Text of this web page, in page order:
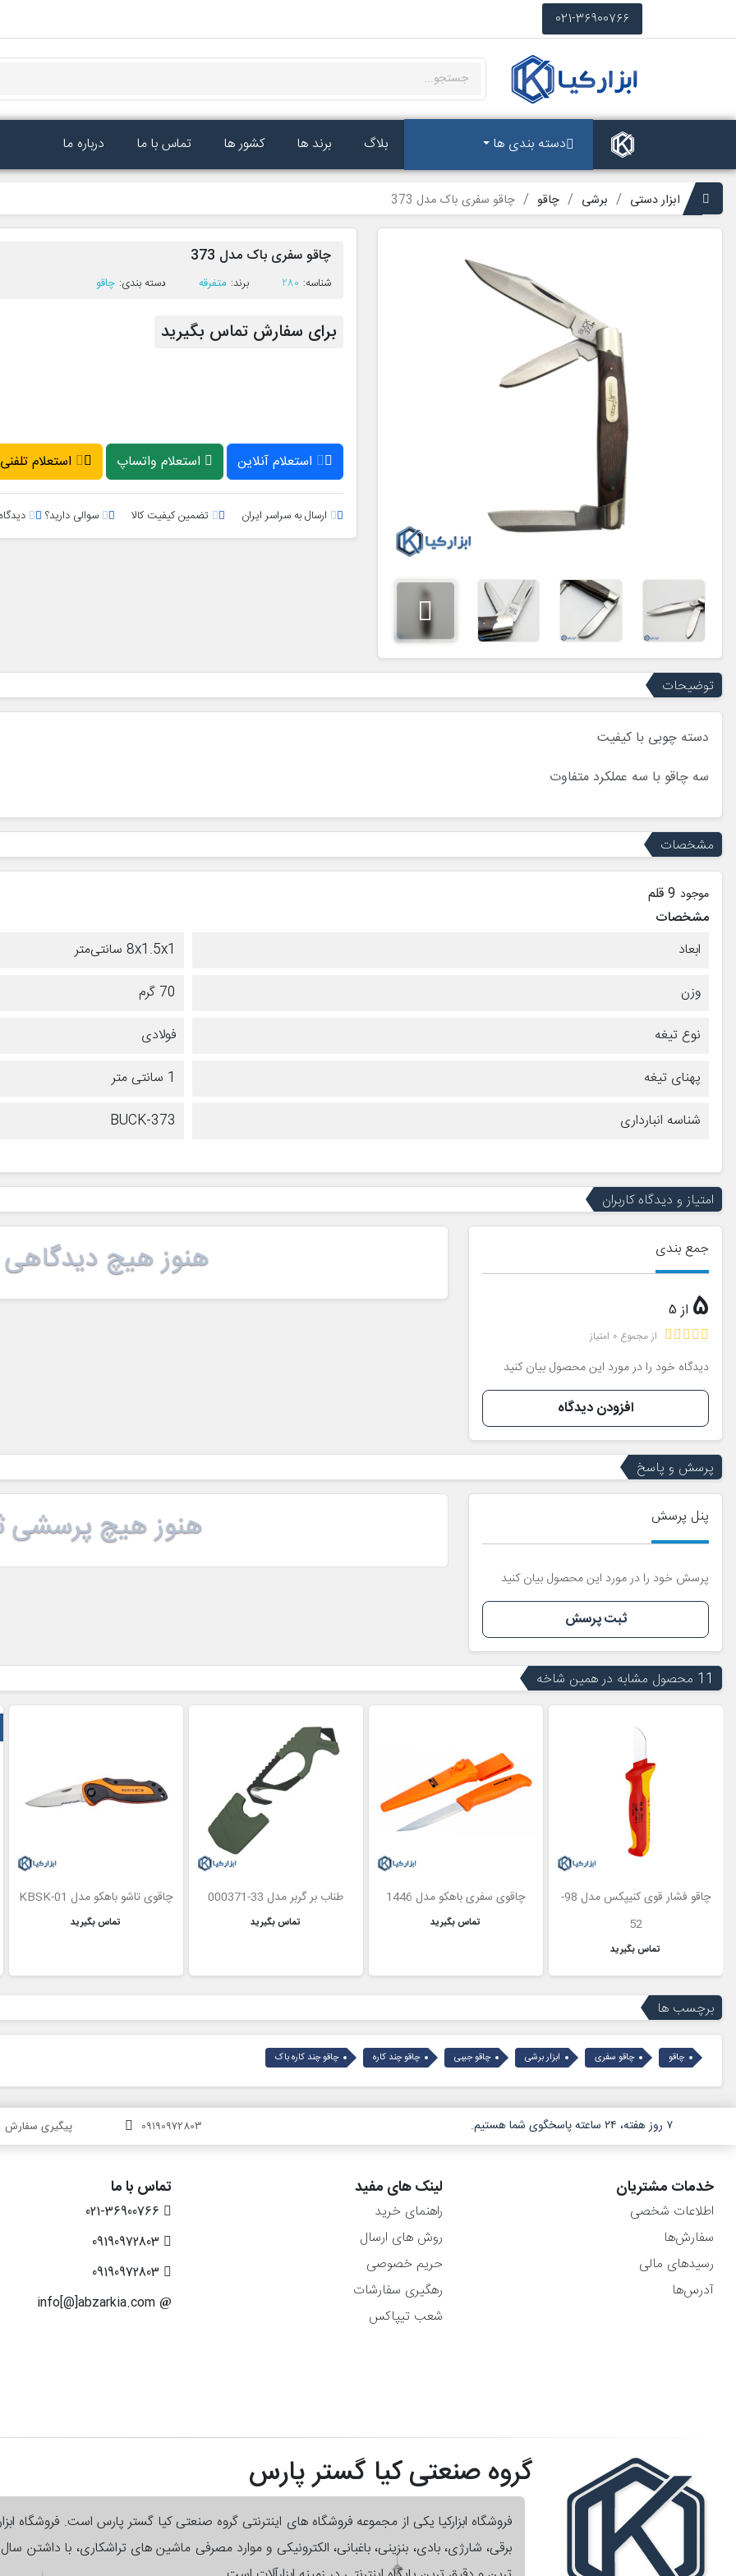
021-36900766
دسته بندی ها بلاگ برند ها کشور ها تماس با ما درباره ما
ابزار دستی برشی چاقو چاقو سفری باک مدل 373
چاقو سفری باک مدل 373
ﺷﻨﺎﺳﻪ: 280 ﺑﺮﻧﺪ: متفرقه ﺩﺳﺘﻪ ﺑﻨﺪی: چاقو
برای سفارش تماس بگیرید
استعلام آنلاین استعلام واتساپ استعلام تلفنی
ارسال به سراسر ایران تضمین کیفیت کالا سوالی دارید؟
توضیحات
دسته چوبی با کیفیت
سه چاقو با سه عملکرد متفاوت
مشخصات
موجود 9 قلم
مشخصات
ابعاد
8x1.5x1 سانتی‌متر
وزن
70 گرم
نوع تیغه
فولادی
پهنای تیغه
1 سانتی متر
شناسه انبارداری
BUCK-373
امتیاز و دیدگاه کاربران
جمع بندی
5 از 5
از مجموع 0 امتیاز
دیدگاه خود را در مورد این محصول بیان کنید
افزودن دیدگاه
هنوز هیچ
پرسش و پاسخ
پنل پرسش
پرسش خود را در مورد این محصول بیان کنید
ثبت پرسش
هنوز هیچ پرسشی
11 محصول مشابه در همین شاخه
چاقو فشار قوی کنیپکس مدل 98-
52
تماس بگیرید
چاقوی سفری باهکو مدل 1446
تماس بگیرید
طناب بر گربر مدل 33-000371
تماس بگیرید
چاقوی تاشو باهکو مدل KBSK-01
تماس بگیرید
برچسب ها
چاقو چاقو سفری ابزار برشی چاقو جیبی چاقو چند کاره چاقو چند کاره باک
۷ روز هفته، ۲۴ ساعته پاسخگوی شما هستیم. پیگیری سفارش 09190972803
خدمات مشتریان
اطلاعات شخصی
سفارش‌ها
رسیدهای مالی
آدرس‌ها
لینک های مفید
راهنمای خرید
روش های ارسال
حریم خصوصی
رهگیری سفارشات
شعب تیپاکس
تماس با ما
گروه صنعتی کیا گستر پارس
فروشگاه ابزارکیا یکی از مجموعه فروشگاه های اینترنتی گروه صنعتی کیا گستر پارس است. فروشگاه
برقی، شارژی، بادی، بنزینی، باغبانی، الکترونیکی و موارد مصرفی ماشین های تراشکاری، با